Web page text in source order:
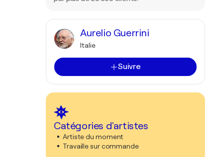
Aurelio Guerrini
Italie
Suivre
Catégories d'artistes
Artiste du moment
Travaille sur commande